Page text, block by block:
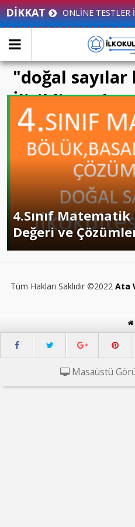
DİKKAT ONLİNE TESTLER
"doğal
İlişikli yazılar
4.Sınıf
Değeri ve
Tüm Hakları Saklıdır ©2022 Ata
Masaüstü